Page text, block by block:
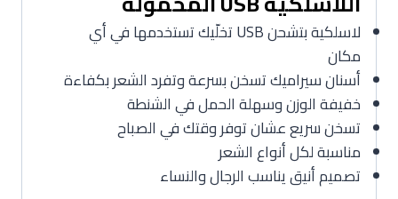
لاسلكية بتشحن USB تخلّيك تستخدمها في أي
مكان
أسنان سيراميك تسخن بسرعة وتفرد الشعر بكفاءة
خفيفة الوزن وسهلة الحمل في الشنطة
تسخن سريع عشان توفر وقتك في الصباح
مناسبة لكل أنواع الشعر
تصميم أنيق يناسب الرجال والنساء